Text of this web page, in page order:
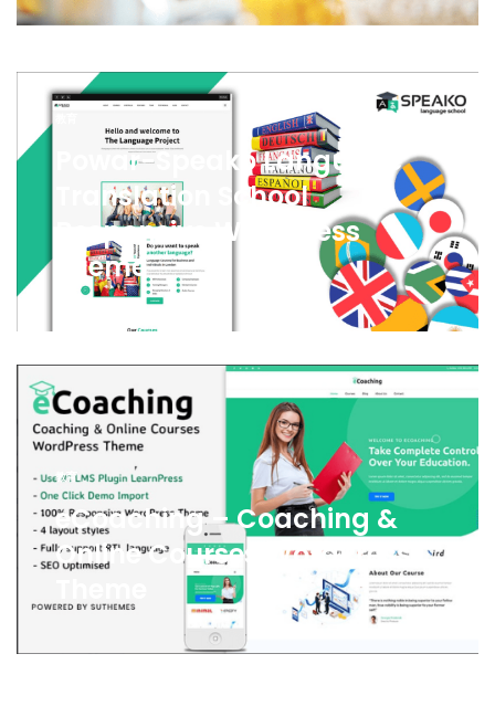
Powar-Speako Language
Translation School
Responsive WordPress
Theme
教育
eCoaching – Coaching &
Online Courses WordPress